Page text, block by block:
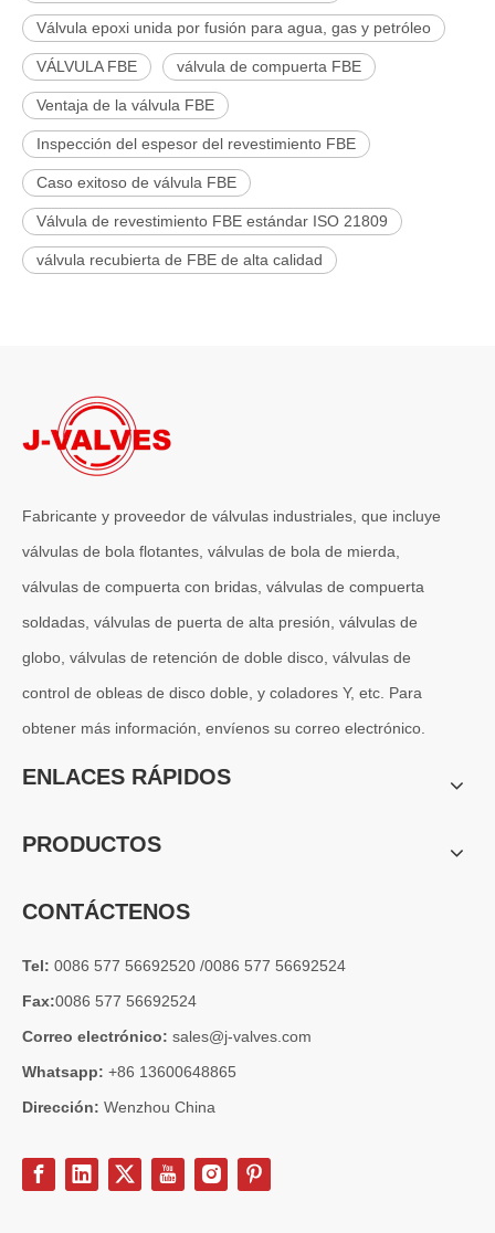
Válvula epoxi unida por fusión para agua, gas y petróleo
VÁLVULA FBE válvula de compuerta FBE
Ventaja de la válvula FBE
Inspección del espesor del revestimiento FBE
Caso exitoso de válvula FBE
Válvula de revestimiento FBE estándar ISO 21809
válvula recubierta de FBE de alta calidad
Fabricante y proveedor de válvulas industriales, que incluye
válvulas de bola flotantes, válvulas de bola de mierda,
válvulas de compuerta con bridas, válvulas de compuerta
soldadas, válvulas de puerta de alta presión, válvulas de
globo, válvulas de retención de doble disco, válvulas de
control de obleas de disco doble, y coladores Y, etc. Para
obtener más información, envíenos su correo electrónico.
ENLACES RÁPIDOS
PRODUCTOS
CONTÁCTENOS
Tel: 0086 577 56692520 /0086 577 56692524
Fax:0086 577 56692524
Correo electrónico: sales@j-valves.com
Whatsapp: +86 13600648865
Dirección: Wenzhou China